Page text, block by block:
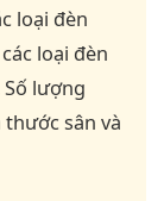
loại đèn
loại đèn
lượng
sân và